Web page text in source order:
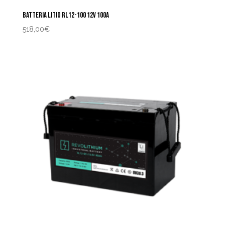
BATTERIA LITIO RL12-100 12V 100A
518,00€